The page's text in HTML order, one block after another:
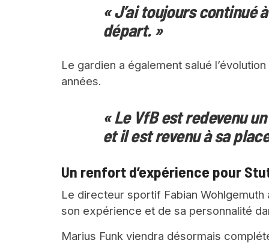
« J’ai toujours continué
départ. »
Le gardien a également salué
années.
« Le VfB est redevenu
et il est revenu à sa
Un renfort d’expérience pour
Le directeur sportif Fabian Wohlgemuth
son expérience et de sa personnalité
Marius Funk viendra désormais